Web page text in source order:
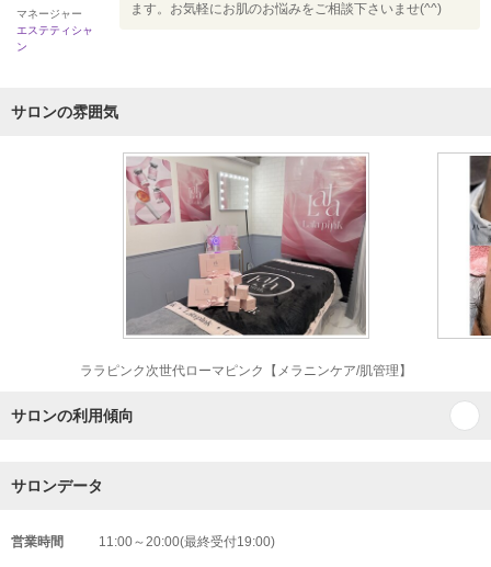
マネージャー
エステティシャ
ン
ます。お気軽にお肌のお悩みをご相談下さいませ(^^)
サロンの雰囲気
ララピンク次世代ローマピンク【メラニンケア/肌管理】
サロンの利用傾向
サロンデータ
営業時間 11:00～20:00(最終受付19:00)